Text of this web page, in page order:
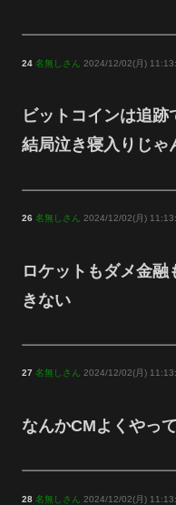
24 名無しさん 2024/12/02(月)
ビットコインは追
結局泣き寝入りじゃ
26 名無しさん 2024/12/02(月)
ロケットもダメ金
きない
27 名無しさん 2024/12/02(月)
なんかCMよくやっ
28 名無しさん 2024/12/02(月)